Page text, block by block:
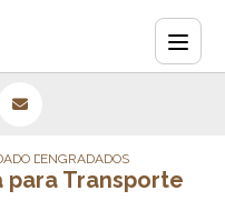
DE MADEIRA INDUSTRIAL
ENGRADADOS EM MADEIRA
para Transporte